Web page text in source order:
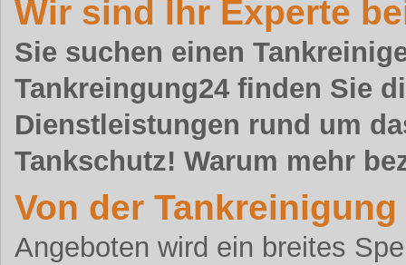
Wir sind Ihr Experte
Sie suchen einen
Tankreingung24 finden Sie
Dienstleistungen rund um
Tankschutz! Warum mehr
Von der
Angeboten wird ein breites